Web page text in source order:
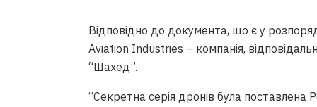
Відповідно до документа, що є у
Aviation Industries – компанія,
“Шахед”.
“Секретна серія дронів була поставлена